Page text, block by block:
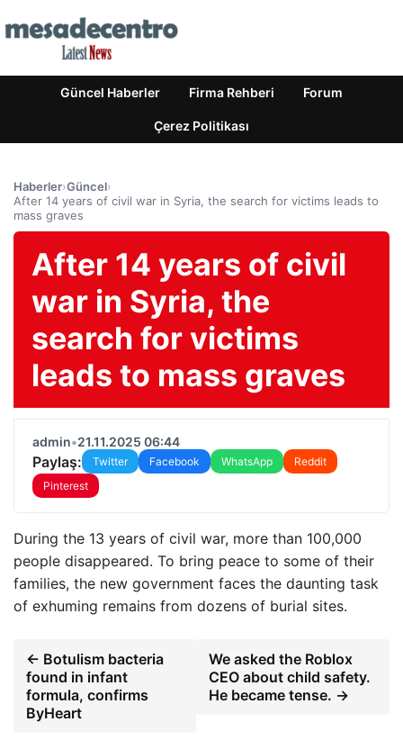
Güncel Haberler Firma Rehberi Forum
Çerez Politikası
Haberler›Güncel›
After 14 years of civil war in Syria, the search for victims leads to
mass graves
After 14 years of civil
war in Syria, the
search for victims
leads to mass graves
admin•21.11.2025 06:44
Paylaş: Twitter Facebook WhatsApp
Reddit
Pinterest
During the 13 years of civil war, more than 100,000
people disappeared. To bring peace to some of their
families, the new government faces the daunting task
of exhuming remains from dozens of burial sites.
← Botulism bacteria
found in infant
formula, confirms
ByHeart
We asked the Roblox
CEO about child safety.
He became tense. →